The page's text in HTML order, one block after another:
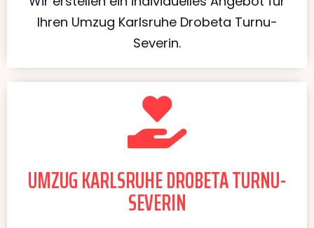
Ihren Umzug Karlsruhe Drobeta Turnu-
Severin.
UMZUG KARLSRUHE DROBETA TURNU-
SEVERIN